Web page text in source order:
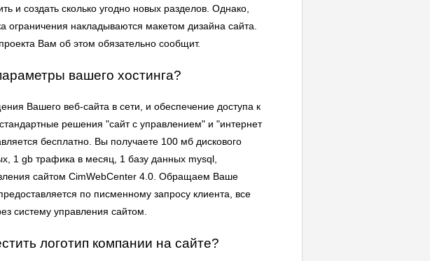
и создать сколько угодно новых разделов. Однако,
ограничения накладываются макетом дизайна сайта.
Вам об этом обязательно сообщит.
вашего хостинга?
Вашего веб-сайта в сети, и обеспечение доступа к
решения "сайт с управлением" и "интернет
бесплатно. Вы получаете 100 мб дискового
1 gb трафика в месяц, 1 базу данных mysql,
сайтом CimWebCenter 4.0. Обращаем Ваше
по писменному запросу клиента, все
систему управления сайтом.
логотип компании на сайте?